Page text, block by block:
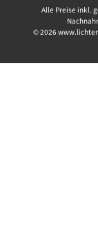
Alle Preise inkl.
© 2026